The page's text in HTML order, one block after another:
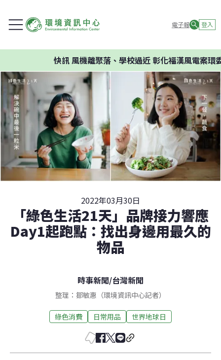
電子報 登入
風機離聚落、學校過近 彰化福漢風電案環委建
2022年03月30日
「綠色生活21天」品牌接力響應
Day1起跑點：找出身邊用最久的
物品
時事新聞/台灣新聞
整理：鄒敏惠（環境資訊中心記者）
綠色消費 日常用品 世界地球日